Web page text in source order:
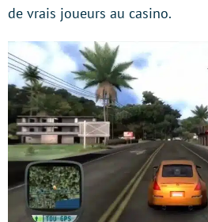
de vrais joueurs au casino.